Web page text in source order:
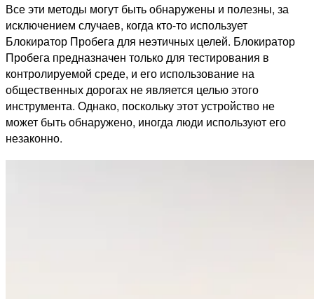
Все эти методы могут быть обнаружены и полезны, за
исключением случаев, когда кто-то использует
Блокиратор Пробега для неэтичных целей. Блокиратор
Пробега предназначен только для тестирования в
контролируемой среде, и его использование на
общественных дорогах не является целью этого
инструмента. Однако, поскольку этот устройство не
может быть обнаружено, иногда люди используют его
незаконно.